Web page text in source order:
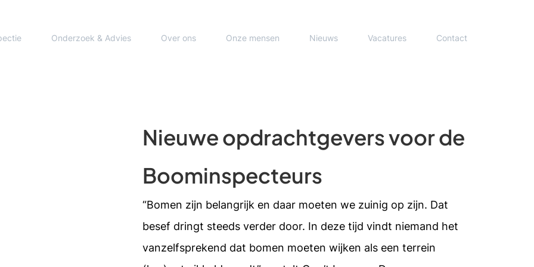
Onderzoek & Advies Over ons Onze mensen Nieuws Vacatures Contact
Nieuwe opdrachtgevers voor de
Boominspecteurs
“Bomen zijn belangrijk en daar moeten we zuinig op zijn. Dat
besef dringt steeds verder door. In deze tijd vindt niemand het
vanzelfsprekend dat bomen moeten wijken als een terrein